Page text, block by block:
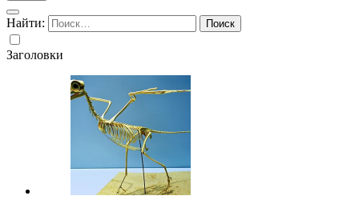
Найти:
Заголовки